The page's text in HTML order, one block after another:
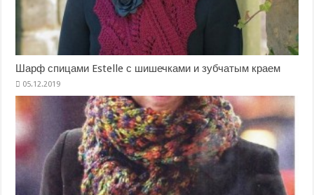
Шарф спицами Estelle с шишечками и зубчатым краем